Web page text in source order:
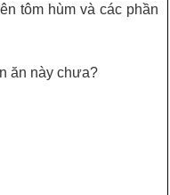
tôm hùm và các phần
ăn này chưa?